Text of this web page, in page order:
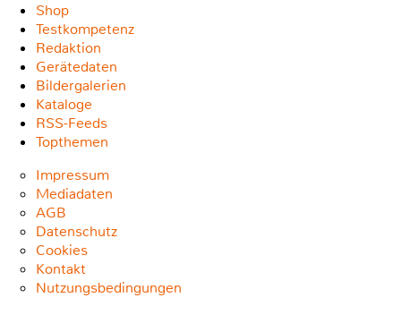
Shop
Testkompetenz
Redaktion
Gerätedaten
Bildergalerien
Kataloge
RSS-Feeds
Topthemen
Impressum
Mediadaten
AGB
Datenschutz
Cookies
Kontakt
Nutzungsbedingungen